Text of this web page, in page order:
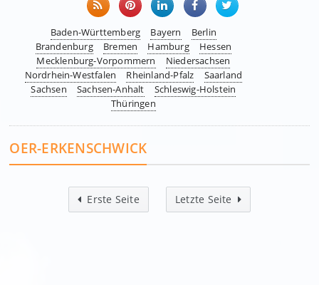
Baden-Württemberg Bayern
Berlin
Brandenburg
Bremen Hamburg
Hessen
Mecklenburg-Vorpommern
Niedersachsen
Nordrhein-Westfalen
Rheinland-Pfalz
Saarland
Sachsen
Sachsen-Anhalt
Schleswig-Holstein
Thüringen
OER-ERKENSCHWICK
Erste Seite Letzte Seite